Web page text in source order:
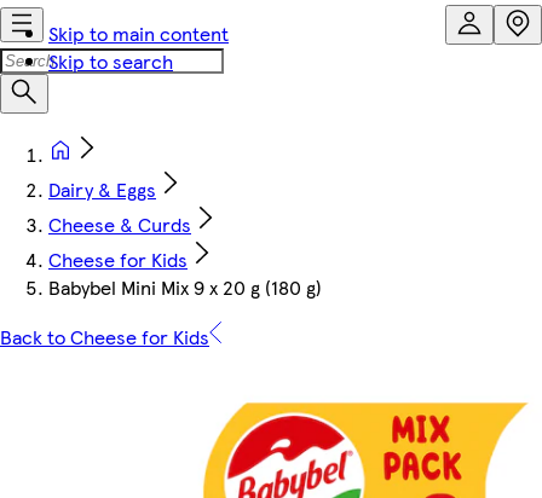
Skip to main content
Skip to search
Dairy & Eggs
Cheese & Curds
Cheese for Kids
Babybel Mini Mix 9 x 20 g (180 g)
Back to Cheese for Kids